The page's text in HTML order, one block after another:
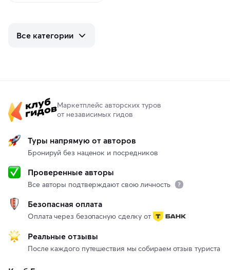
Все категории
Маркетплейс авторских туров
от независимых гидов
Туры напрямую от авторов
Бронируй без наценок и посредников
Проверенные авторы
Все авторы подтверждают свою личность
Безопасная оплата
Оплата через безопасную сделку от
Реальные отзывы
После каждого путешествия мы собираем отзыв туриста